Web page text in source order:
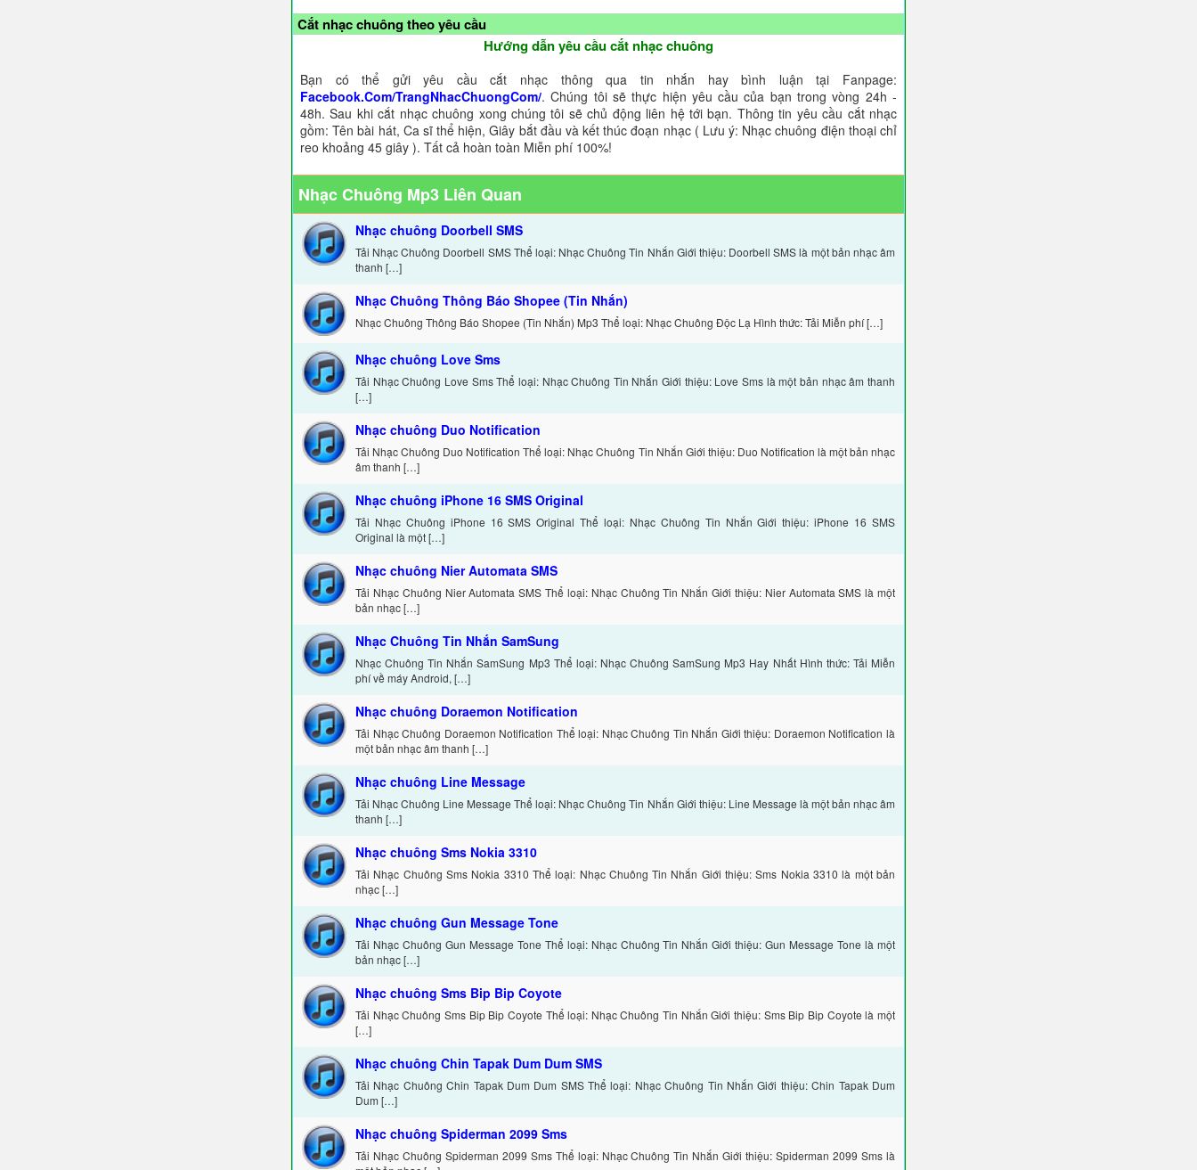
Cắt nhạc chuông theo yêu cầu
Hướng dẫn yêu cầu cắt nhạc chuông
Bạn có thể gửi yêu cầu cắt nhạc thông qua tin nhắn hay bình luận tại Fanpage:
Facebook.Com/TrangNhacChuongCom/. Chúng tôi sẽ thực hiện yêu cầu của bạn trong vòng 24h -
48h. Sau khi cắt nhạc chuông xong chúng tôi sẽ chủ động liên hệ tới bạn. Thông tin yêu cầu cắt nhạc
gồm: Tên bài hát, Ca sĩ thể hiện, Giây bắt đầu và kết thúc đoạn nhạc ( Lưu ý: Nhạc chuông điện thoại chỉ
reo khoảng 45 giây ). Tất cả hoàn toàn Miễn phí 100%!
Nhạc Chuông Mp3 Liên Quan
Nhạc chuông Doorbell SMS
Tải Nhạc Chuông Doorbell SMS Thể loại: Nhạc Chuông Tin Nhắn Giới thiệu: Doorbell SMS là một bản nhạc âm
thanh […]
Nhạc Chuông Thông Báo Shopee (Tin Nhắn)
Nhạc Chuông Thông Báo Shopee (Tin Nhắn) Mp3 Thể loại: Nhạc Chuông Độc Lạ Hình thức: Tải Miễn phí […]
Nhạc chuông Love Sms
Tải Nhạc Chuông Love Sms Thể loại: Nhạc Chuông Tin Nhắn Giới thiệu: Love Sms là một bản nhạc âm thanh
[…]
Nhạc chuông Duo Notification
Tải Nhạc Chuông Duo Notification Thể loại: Nhạc Chuông Tin Nhắn Giới thiệu: Duo Notification là một bản nhạc
âm thanh […]
Nhạc chuông iPhone 16 SMS Original
Tải Nhạc Chuông iPhone 16 SMS Original Thể loại: Nhạc Chuông Tin Nhắn Giới thiệu: iPhone 16 SMS
Original là một […]
Nhạc chuông Nier Automata SMS
Tải Nhạc Chuông Nier Automata SMS Thể loại: Nhạc Chuông Tin Nhắn Giới thiệu: Nier Automata SMS là một
bản nhạc […]
Nhạc Chuông Tin Nhắn SamSung
Nhạc Chuông Tin Nhắn SamSung Mp3 Thể loại: Nhạc Chuông SamSung Mp3 Hay Nhất Hình thức: Tải Miễn
phí về máy Android, […]
Nhạc chuông Doraemon Notification
Tải Nhạc Chuông Doraemon Notification Thể loại: Nhạc Chuông Tin Nhắn Giới thiệu: Doraemon Notification là
một bản nhạc âm thanh […]
Nhạc chuông Line Message
Tải Nhạc Chuông Line Message Thể loại: Nhạc Chuông Tin Nhắn Giới thiệu: Line Message là một bản nhạc âm
thanh […]
Nhạc chuông Sms Nokia 3310
Tải Nhạc Chuông Sms Nokia 3310 Thể loại: Nhạc Chuông Tin Nhắn Giới thiệu: Sms Nokia 3310 là một bản
nhạc […]
Nhạc chuông Gun Message Tone
Tải Nhạc Chuông Gun Message Tone Thể loại: Nhạc Chuông Tin Nhắn Giới thiệu: Gun Message Tone là một
bản nhạc […]
Nhạc chuông Sms Bip Bip Coyote
Tải Nhạc Chuông Sms Bip Bip Coyote Thể loại: Nhạc Chuông Tin Nhắn Giới thiệu: Sms Bip Bip Coyote là một
[…]
Nhạc chuông Chin Tapak Dum Dum SMS
Tải Nhạc Chuông Chin Tapak Dum Dum SMS Thể loại: Nhạc Chuông Tin Nhắn Giới thiệu: Chin Tapak Dum
Dum […]
Nhạc chuông Spiderman 2099 Sms
Tải Nhạc Chuông Spiderman 2099 Sms Thể loại: Nhạc Chuông Tin Nhắn Giới thiệu: Spiderman 2099 Sms là